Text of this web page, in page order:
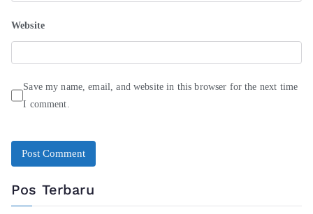
Website
Save my name, email, and website in this browser for the next time
I comment.
Pos Terbaru